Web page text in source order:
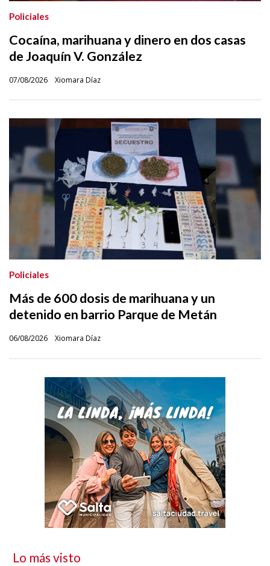
Cocaína, marihuana y dinero en dos casas
de Joaquín V. González
Xiomara Díaz
Policiales
07/08/2026
Más de 600 dosis de marihuana y un
detenido en barrio Parque de Metán
Xiomara Díaz
Policiales
06/08/2026
Lo más visto